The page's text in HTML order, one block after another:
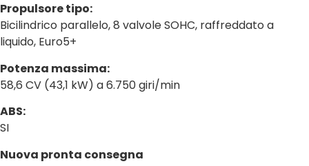
Propulsore tipo:
Bicilindrico parallelo, 8 valvole SOHC, raffreddato a
liquido, Euro5+
Potenza massima:
58,6 CV (43,1 kW) a 6.750 giri/min
ABS:
SI
Nuova pronta consegna